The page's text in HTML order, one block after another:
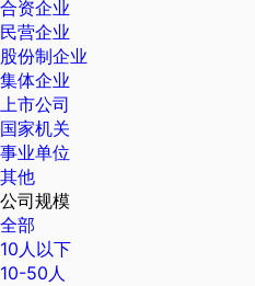
合资企业
民营企业
股份制企业
集体企业
上市公司
国家机关
事业单位
其他
公司规模
全部
10人以下
10-50人